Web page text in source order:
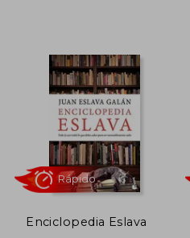
5%
dcto. 11,35 €
Enciclopedia Eslava